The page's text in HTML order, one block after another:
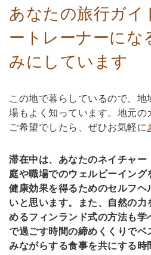
あなたの旅行ガイ
ートレーナーにな
みにしています
この地で暮らしているので、
場もよく知っています。地元
ご希望でしたら、ぜひお気軽に
滞在中は、​​あなたのネイチャ
庭や職場でのウェルビーイン
健康効果を得るためのセルフ
いと思います。また、自然の
めるフィンランド式の方法も
で過ごす時間の締めくくりで
みながらする食事を共にする時